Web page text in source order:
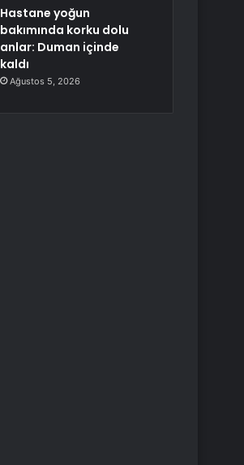
Hastane yoğun
bakımında korku dolu
anlar: Duman içinde
kaldı
Ağustos 5, 2026